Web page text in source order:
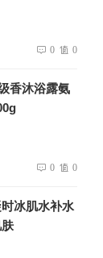
0 0
香沐浴露氨
0 0
时冰肌水补水